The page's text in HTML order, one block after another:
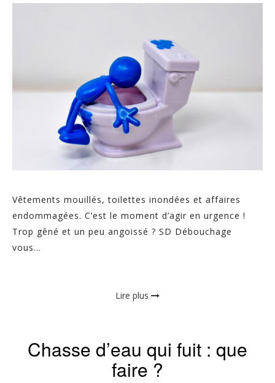
Vêtements mouillés, toilettes inondées et affaires
endommagées. C’est le moment d’agir en urgence !
Trop gêné et un peu angoissé ? SD Débouchage
vous...
Lire plus
Chasse d’eau qui fuit : que
faire ?